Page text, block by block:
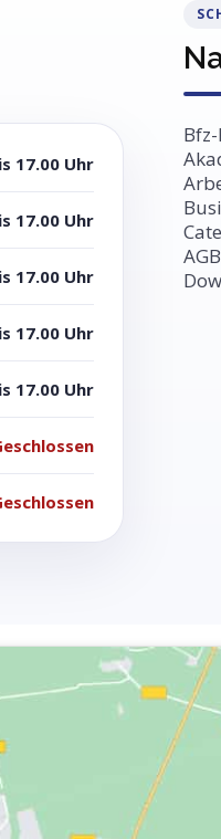
17.00 Uhr
17.00 Uhr
17.00 Uhr
17.00 Uhr
17.00 Uhr